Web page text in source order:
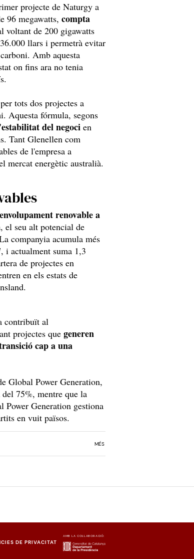
projecte de Naturgy a
96 megawatts, compta
voltant de 200 gigawatts
llars i permetrà evitar
Amb aquesta
on fins ara no tenia
tots dos projectes a
Aquesta fórmula, segons
del negoci en
Tant Glenellen com
de l'empresa a
mercat energètic australià.
renovable a
el seu alt potencial de
companyia acumula més
i actualment suma 1,3
de projectes en
en els estats de
contribuït al
projectes que generen
cap a una
Global Power Generation,
75%, mentre que la
Generation gestiona
en vuit països.
MÉS
DE PRIVACITAT
AMB LA COL·LABORACIÓ: